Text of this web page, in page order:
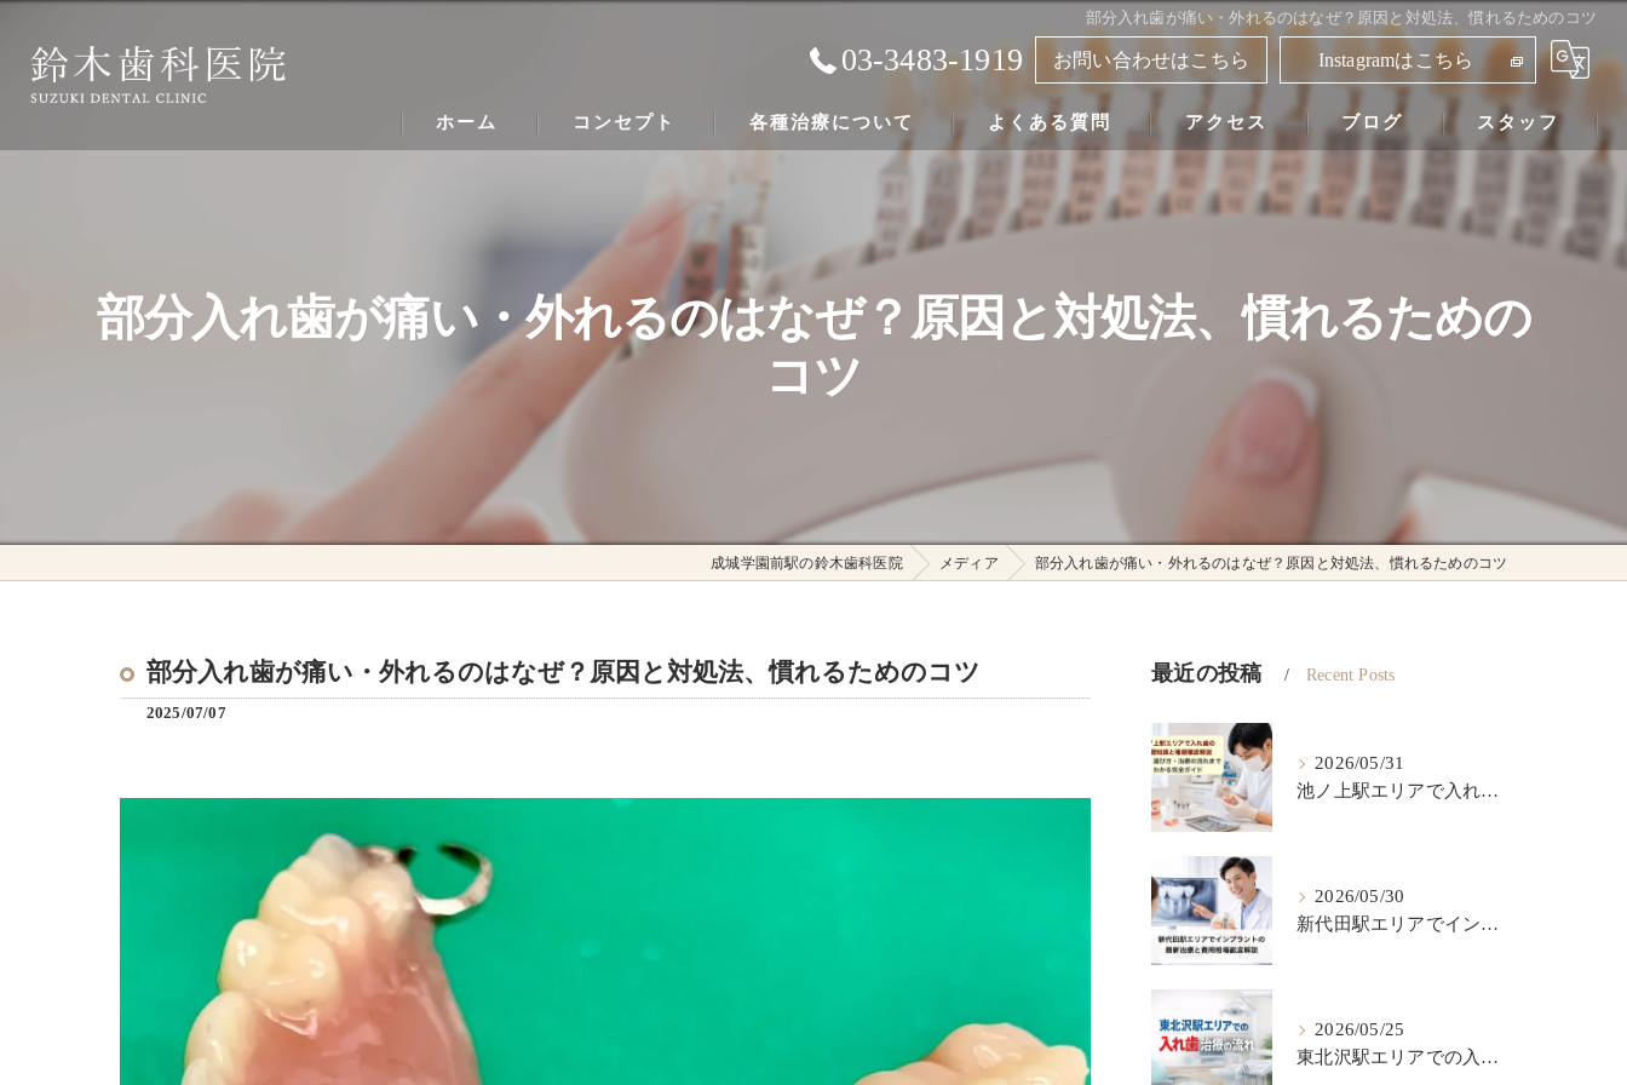
部分入れ歯が痛い・外れるのはなぜ？原因と対処法、慣れるためのコツ
03-3483-1919 お問い合わせはこちら Instagramはこちら
ホーム コンセプト
成城の歯科医院･鈴木歯科医院の患者様の声
各種治療について
根管治療
インプラントについて
入れ歯について
歯科にまつわる健康法について
よくある質問 アクセス
鈴木歯科医院
ブログ スタッフ
部分入れ歯が痛い・外れるのはなぜ？原因と対処法、慣れるための
コツ
成城学園前駅の鈴木歯科医院 メディア 部分入れ歯が痛い・外れるのはなぜ？原因と対処法、慣れるためのコツ
部分入れ歯が痛い・外れるのはなぜ？原因と対処法、慣れるためのコツ
2025/07/07
最近の投稿 Recent Posts
2026/05/31
池ノ上駅エリアで入れ歯の基礎知識と種類徹底解説｜費用・選び方・治療の流れまでわかる完全ガイド
2026/05/30
新代田駅エリアでインプラントの最新治療と費用相場徹底解説
2026/05/25
東北沢駅エリアでの入れ歯治療の流れ